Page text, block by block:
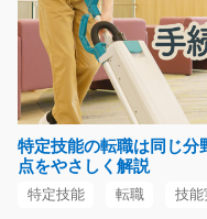
長期（3ヶ月以上）
時給1,330円
神奈川県横浜市神
大手切削工具の製
特定技能の転職は同じ分
点をやさしく解説
特定技能 転職 技能